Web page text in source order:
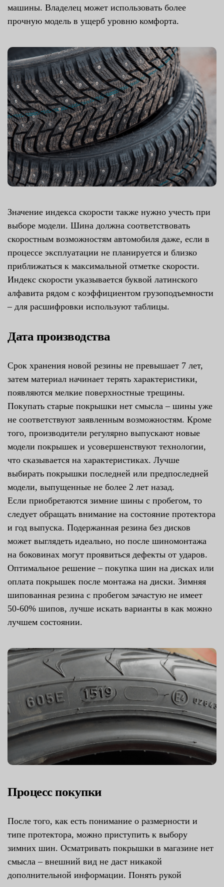
машины. Владелец может использовать более
прочную модель в ущерб уровню комфорта.
Значение индекса скорости также нужно учесть при
выборе модели. Шина должна соответствовать
скоростным возможностям автомобиля даже, если в
процессе эксплуатации не планируется и близко
приближаться к максимальной отметке скорости.
Индекс скорости указывается буквой латинского
алфавита рядом с коэффициентом грузоподъемности
– для расшифровки используют таблицы.
Дата производства
Срок хранения новой резины не превышает 7 лет,
затем материал начинает терять характеристики,
появляются мелкие поверхностные трещины.
Покупать старые покрышки нет смысла – шины уже
не соответствуют заявленным возможностям. Кроме
того, производители регулярно выпускают новые
модели покрышек и усовершенствуют технологии,
что сказывается на характеристиках. Лучше
выбирать покрышки последней или предпоследней
модели, выпущенные не более 2 лет назад.
Если приобретаются зимние шины с пробегом, то
следует обращать внимание на состояние протектора
и год выпуска. Подержанная резина без дисков
может выглядеть идеально, но после шиномонтажа
на боковинах могут проявиться дефекты от ударов.
Оптимальное решение – покупка шин на дисках или
оплата покрышек после монтажа на диски. Зимняя
шипованная резина с пробегом зачастую не имеет
50-60% шипов, лучше искать варианты в как можно
лучшем состоянии.
Процесс покупки
После того, как есть понимание о размерности и
типе протектора, можно приступить к выбору
зимних шин. Осматривать покрышки в магазине нет
смысла – внешний вид не даст никакой
дополнительной информации. Понять рукой